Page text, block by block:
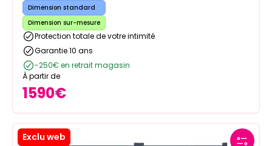
Dimension standard
Dimension sur-mesure
Protection totale de votre intimité
Garantie 10 ans
-250€ en retrait magasin
À partir de
1590€
Exclu web